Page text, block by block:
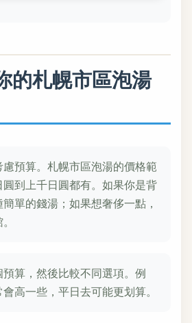
的札幌市區泡湯
預算。札幌市區泡湯的價格範
到上千日圓都有。如果你是背
單的錢湯；如果想奢侈一點，
算，然後比較不同選項。例
高一些，平日去可能更划算。